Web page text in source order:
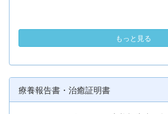
もっと見る
療養報告書・治癒証明書